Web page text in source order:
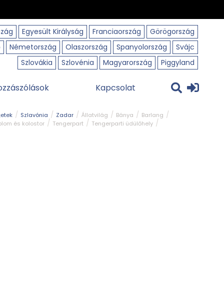
Egyesült Királyság Franciaország
Görögország
Németország Olaszország Spanyolország
Svájc
Szlovákia
Szlovénia Magyarország Piggyland
Kapcsolat
Szlavónia Zadar Állatvilág Bánya
Barlang
és kolostor Tengerpart
Tengerparti üdülőhely